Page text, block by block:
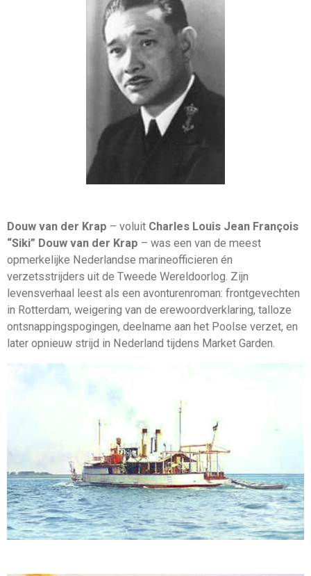
Douw van der Krap – voluit Charles Louis Jean François
“Siki” Douw van der Krap – was een van de meest
opmerkelijke Nederlandse marineofficieren én
verzetsstrijders uit de Tweede Wereldoorlog. Zijn
levensverhaal leest als een avonturenroman: frontgevechten
in Rotterdam, weigering van de erewoordverklaring, talloze
ontsnappingspogingen, deelname aan het Poolse verzet, en
later opnieuw strijd in Nederland tijdens Market Garden.